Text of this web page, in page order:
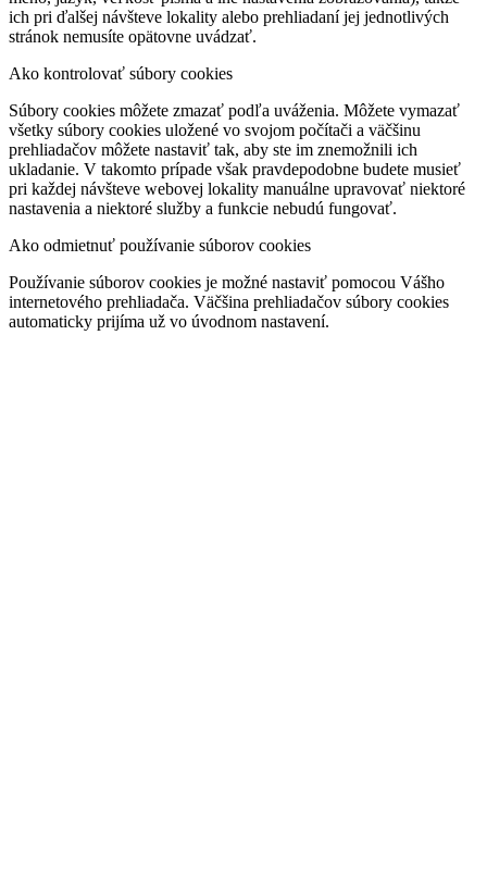
ich pri ďalšej návšteve lokality alebo prehliadaní jej jednotlivých
stránok nemusíte opätovne uvádzať.
Ako kontrolovať súbory cookies
Súbory cookies môžete zmazať podľa uváženia. Môžete vymazať
všetky súbory cookies uložené vo svojom počítači a väčšinu
prehliadačov môžete nastaviť tak, aby ste im znemožnili ich
ukladanie. V takomto prípade však pravdepodobne budete musieť
pri každej návšteve webovej lokality manuálne upravovať niektoré
nastavenia a niektoré služby a funkcie nebudú fungovať.
Ako odmietnuť používanie súborov cookies
Používanie súborov cookies je možné nastaviť pomocou Vášho
internetového prehliadača. Väčšina prehliadačov súbory cookies
automaticky prijíma už vo úvodnom nastavení.